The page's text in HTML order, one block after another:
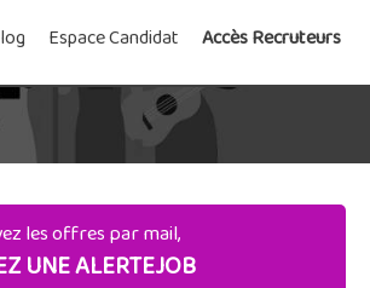
Espace Candidat Accès Recruteurs
les offres par mail,
UNE ALERTEJOB